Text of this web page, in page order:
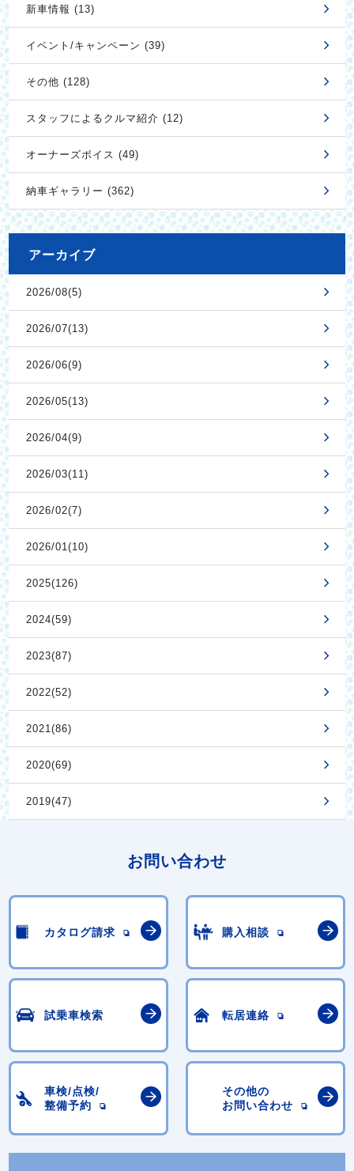
新車情報 (13)
イベント/キャンペーン (39)
その他 (128)
スタッフによるクルマ紹介 (12)
オーナーズボイス (49)
納車ギャラリー (362)
アーカイブ
2026/08(5)
2026/07(13)
2026/06(9)
2026/05(13)
2026/04(9)
2026/03(11)
2026/02(7)
2026/01(10)
2025(126)
2024(59)
2023(87)
2022(52)
2021(86)
2020(69)
2019(47)
お問い合わせ
カタログ請求 購入相談
試乗車検索 転居連絡
車検/点検/
整備予約
その他の
お問い合わせ